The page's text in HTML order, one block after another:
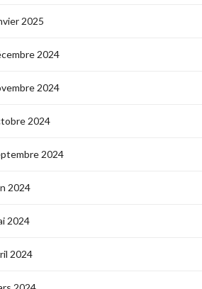
2025
2024
2024
2024
2024
2024
2024
2024